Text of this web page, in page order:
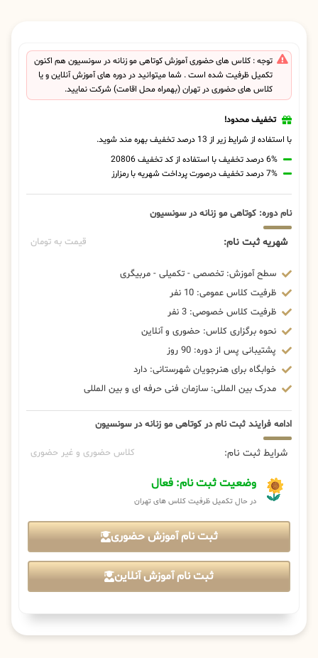
توجه : کلاس های حضوری آموزش کوتاهی مو زنانه در سونسیون هم اکنون
تکمیل ظرفیت شده است . شما میتوانید در دوره های آموزش آنلاین و یا
کلاس های حضوری در تهران (بهمراه محل اقامت) شرکت نمایید.
تخفیف محدود!
با استفاده از شرایط زیر از 13 درصد تخفیف بهره مند شوید.
6% درصد تخفیف با استفاده از کد تخفیف 20806
7% درصد تخفیف درصورت پرداخت شهریه با رمزارز
نام دوره: کوتاهی مو زنانه در سونسیون
شهریه ثبت نام: قیمت به تومان
سطح آموزش: تخصصی - تکمیلی - مربیگری
ظرفیت کلاس عمومی: 10 نفر
ظرفیت کلاس خصوصی: 3 نفر
نحوه برگزاری کلاس: حضوری و آنلاین
پشتیبانی پس از دوره: 90 روز
خوابگاه برای هنرجویان شهرستانی: دارد
مدرک بین المللی: سازمان فنی حرفه ای و بین المللی
ادامه فرایند ثبت نام در کوتاهی مو زنانه در سونسیون
شرایط ثبت نام: کلاس حضوری و غیر حضوری
وضعیت ثبت نام: فعال
در حال تکمیل ظرفیت کلاس های تهران
ثبت نام آموزش حضوری
ثبت نام آموزش آنلاین